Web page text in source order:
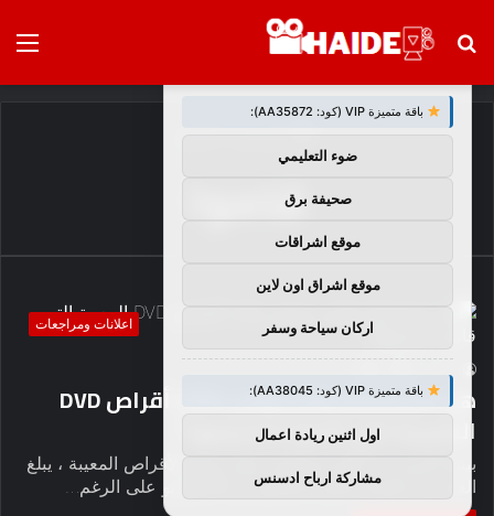
بحث
الرئيسية/قاموا
قاموا
اعلانات ومراجعات
هل سيستبدل وارنر بروس مئات أقراص DVD
المعيبة التي قاموا بتصنيعها؟
بينما أخبرنا WB أنهم سيحلون محل جميع الأقراص المعيبة ، يبلغ
العديد من القراء صمت الراديو من الاستوديو على الرغم…
توصيات :
باقة متميزة VIP (كود: AA35872):
ضوء التعليمي
صحيفة برق
موقع اشراقات
موقع اشراق اون لاين
اركان سياحة وسفر
باقة متميزة VIP (كود: AA38045):
اول اثنين ريادة اعمال
مشاركة ارباح ادسنس